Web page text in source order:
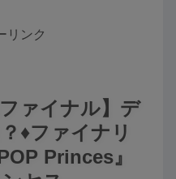
ァイナル】デ
♦️ファイナリ
Princes』
リンク